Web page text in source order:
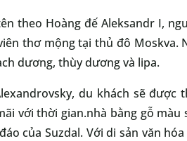
theo Hoàng đế Aleksandr I,
thơ mộng tại thủ đô Moskva.
dương, thùy dương và lipa.
du khách sẽ được
với thời gian.nhà bằng gỗ
của Suzdal. Với di sản văn